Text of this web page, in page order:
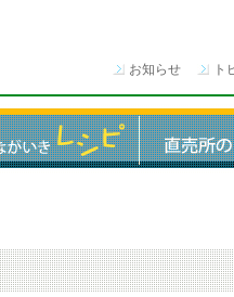
お知らせ ト